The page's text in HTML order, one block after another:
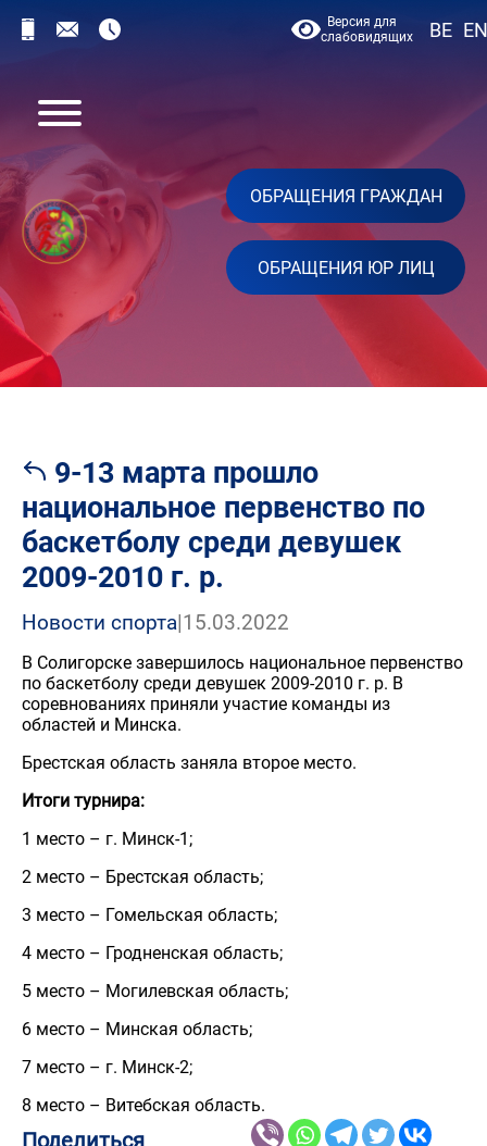
Версия для
слабовидящих
BE EN
ОБРАЩЕНИЯ ГРАЖДАН
ОБРАЩЕНИЯ ЮР ЛИЦ
9-13 марта прошло
национальное первенство по
баскетболу среди девушек
2009-2010 г. р.
Новости спорта|15.03.2022
В Солигорске завершилось национальное первенство
по баскетболу среди девушек 2009-2010 г. р. В
соревнованиях приняли участие команды из
областей и Минска.
Брестская область заняла второе место.
Итоги турнира:
1 место – г. Минск-1;
2 место – Брестская область;
3 место – Гомельская область;
4 место – Гродненская область;
5 место – Могилевская область;
6 место – Минская область;
7 место – г. Минск-2;
8 место – Витебская область.
Поделиться